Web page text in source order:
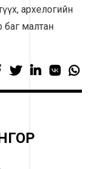
архелогийн
малтан